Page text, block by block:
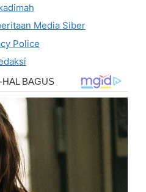
Media Siber
Police